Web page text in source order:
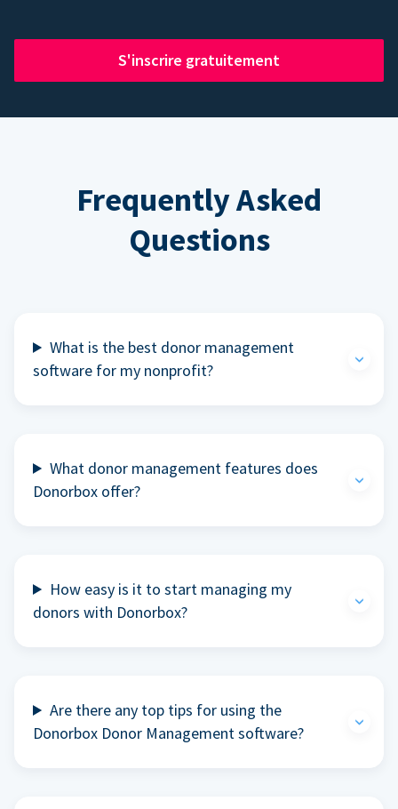
S'inscrire gratuitement
Frequently Asked
Questions
What is the best donor management
software for my nonprofit?
What donor management features does
Donorbox offer?
How easy is it to start managing my
donors with Donorbox?
Are there any top tips for using the
Donorbox Donor Management software?